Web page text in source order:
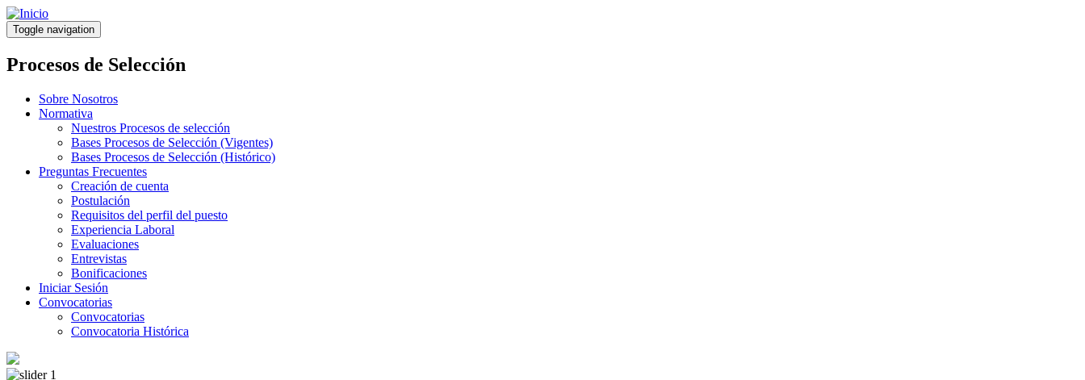
Pasar
al
contenido
principal
Toggle navigation
Procesos de Selección
Sobre Nosotros
Normativa
Nuestros Procesos de selección
Bases Procesos de Selección (Vigentes)
Bases Procesos de Selección (Histórico)
Preguntas Frecuentes
Creación de cuenta
Postulación
Requisitos del perfil del puesto
Experiencia Laboral
Evaluaciones
Entrevistas
Bonificaciones
Iniciar Sesión
Convocatorias
Convocatorias
Convocatoria Histórica